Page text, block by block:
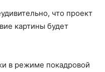
что проект
картины будет
в режиме покадровой